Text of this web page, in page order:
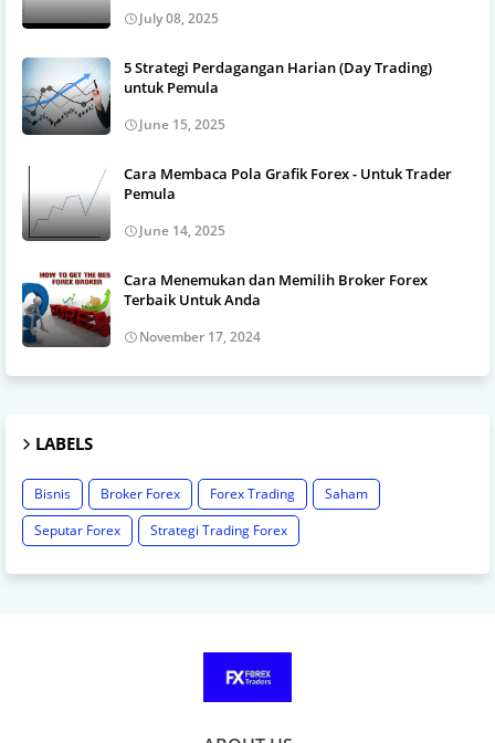
July 08, 2025
5 Strategi Perdagangan Harian (Day Trading)
untuk Pemula
June 15, 2025
Cara Membaca Pola Grafik Forex - Untuk Trader
Pemula
June 14, 2025
Cara Menemukan dan Memilih Broker Forex
Terbaik Untuk Anda
November 17, 2024
LABELS
Bisnis Broker Forex Forex Trading
Saham
Seputar Forex
Strategi Trading Forex